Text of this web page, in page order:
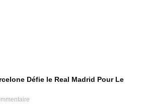
Défie le Real Madrid Pour Le